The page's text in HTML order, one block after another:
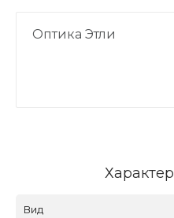
Оптика Этли
Вид